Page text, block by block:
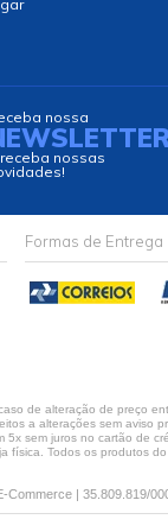
nossa
nossas
Formas de Entrega
de alteração de preço
a alterações sem
sem juros no cartão de
física. Todos os produtos
Commerce | 35.809.819/